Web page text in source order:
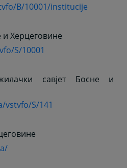
B/10001/institucije
Херцеговине
S/10001
савјет Босне и
vstvfo/S/141